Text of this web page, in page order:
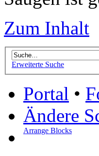
Zum Inhalt
Erweiterte Suche
Portal •
Ändere
Arrange Blocks